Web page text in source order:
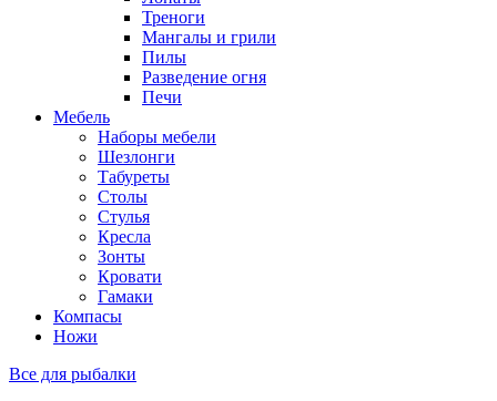
Треноги
Мангалы и грили
Пилы
Разведение огня
Печи
Мебель
Наборы мебели
Шезлонги
Табуреты
Столы
Стулья
Кресла
Зонты
Кровати
Гамаки
Компасы
Ножи
Все для рыбалки